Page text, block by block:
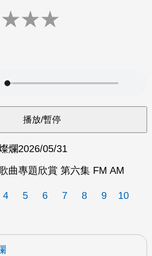
★★★
爛2026/05/31
曲專題欣賞 第六集 FM AM
4 5 6 7 8 9
10